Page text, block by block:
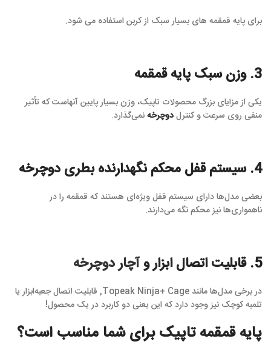
برای پایه قمقمه های بسیار سبک از کربن استفاده می شود.
3. وزن سبک پایه قمقمه
یکی از مزایای بزرگ محصولات تاپیک، وزن بسیار پایین آنهاست که تأثیر
منفی روی سرعت و کنترلدوچرخهنمی‌گذارد.
4. سیستم قفل محکم نگهدارنده بطری دوچرخه
بعضی مدل‌ها دارای سیستم قفل ویژه‌ای هستند که قمقمه را در
ناهمواری‌ها نیز محکم نگه می‌دارند.
5. قابلیت اتصال ابزار و آچار دوچرخه
در برخی مدل‌ها مانند Topeak Ninja+ Cage, قابلیت اتصال جعبه‌ابزار یا
تلمبه کوچک نیز وجود دارد که این یعنی دو کاربرد در یک محصول!
پایه قمقمه تاپیک برای شما مناسب است؟